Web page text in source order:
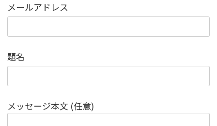
メールアドレス
題名
メッセージ本文 (任意)